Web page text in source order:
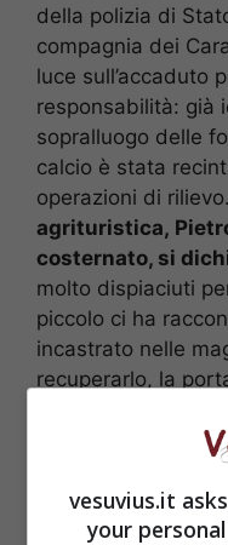
della polizia di
compagnia dei
luce sull’accaduto
responsabilità: già
sopralluogo delle
calcio è stata
operazioni di rilievo.
agrituristica,
costernato, si
molto dispiaciuti
piccolo ci ha
incastrato nelle
recuperarlo, la
.
moltissimo, è
proviamo. Tengo
vicini alla famiglia
vesuvius.it
your